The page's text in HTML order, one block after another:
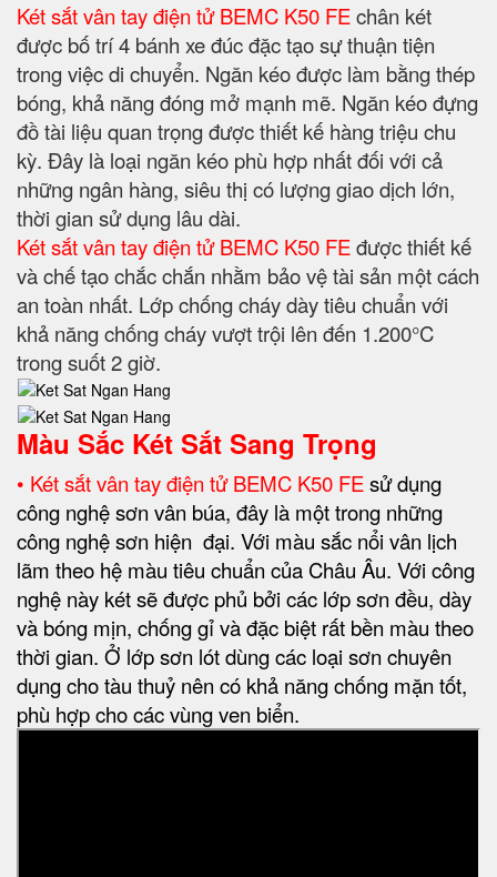
Két sắt vân tay điện tử BEMC K50 FEchân két
được bố trí 4 bánh xe đúc đặc tạo sự thuận tiện
trong việc di chuyển. Ngăn kéo được làm bằng thép
bóng, khả năng đóng mở mạnh mẽ. Ngăn kéo đựng
đồ tài liệu quan trọng được thiết kế hàng triệu chu
kỳ. Đây là loại ngăn kéo phù hợp nhất đối với cả
những ngân hàng, siêu thị có lượng giao dịch lớn,
thời gian sử dụng lâu dài.
Két sắt vân tay điện tử BEMC K50 FEđược thiết kế
và chế tạo chắc chắn nhằm bảo vệ tài sản một cách
an toàn nhất. Lớp chống cháy dày tiêu chuẩn với
khả năng chống cháy vượt trội lên đến 1.200°C
trong suốt 2 giờ.
Màu Sắc Két Sắt Sang Trọng
• Két sắt vân tay điện tử BEMC K50 FEsử dụng
công nghệ sơn vân búa, đây là một trong những
công nghệ sơn hiện đại. Với màu sắc nổi vân lịch
lãm theo hệ màu tiêu chuẩn của Châu Âu. Với công
nghệ này két sẽ được phủ bởi các lớp sơn đều, dày
và bóng mịn, chống gỉ và đặc biệt rất bền màu theo
thời gian. Ở lớp sơn lót dùng các loại sơn chuyên
dụng cho tàu thuỷ nên có khả năng chống mặn tốt,
phù hợp cho các vùng ven biển.